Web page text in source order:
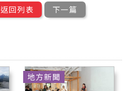
返回列表 下一篇
地方新聞